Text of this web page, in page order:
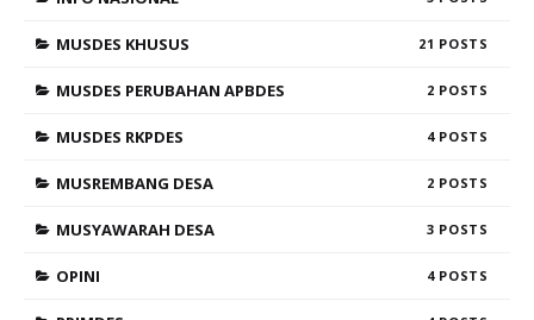
MUSDES KHUSUS 21
MUSDES PERUBAHAN APBDES 2
MUSDES RKPDES 4
MUSREMBANG DESA 2
MUSYAWARAH DESA 3
OPINI 4